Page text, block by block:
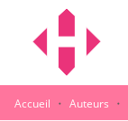
MENU
Accueil · Auteurs ·